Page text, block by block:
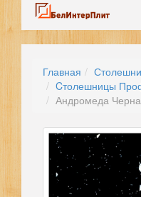
Главная
Cтолешницы
Андромеда